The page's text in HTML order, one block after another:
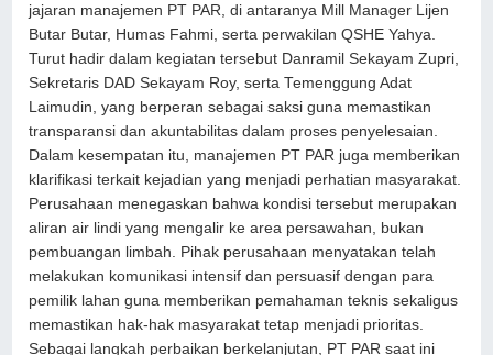
jajaran manajemen PT PAR, di antaranya Mill Manager Lijen
Butar Butar, Humas Fahmi, serta perwakilan QSHE Yahya.
Turut hadir dalam kegiatan tersebut Danramil Sekayam Zupri,
Sekretaris DAD Sekayam Roy, serta Temenggung Adat
Laimudin, yang berperan sebagai saksi guna memastikan
transparansi dan akuntabilitas dalam proses penyelesaian.
Dalam kesempatan itu, manajemen PT PAR juga memberikan
klarifikasi terkait kejadian yang menjadi perhatian masyarakat.
Perusahaan menegaskan bahwa kondisi tersebut merupakan
aliran air lindi yang mengalir ke area persawahan, bukan
pembuangan limbah. Pihak perusahaan menyatakan telah
melakukan komunikasi intensif dan persuasif dengan para
pemilik lahan guna memberikan pemahaman teknis sekaligus
memastikan hak-hak masyarakat tetap menjadi prioritas.
Sebagai langkah perbaikan berkelanjutan, PT PAR saat ini